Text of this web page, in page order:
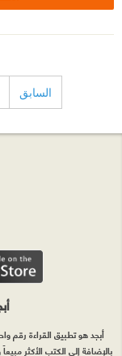
السابق
أبجد هو تطبيق القراءة رقم
بالإضافة إلى الكتب الأكثر